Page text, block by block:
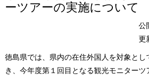
ーツアーの実施について
公
更
徳島県では、県内の在住外国人を対象とし
き、今年度第１回目となる観光モニターツ